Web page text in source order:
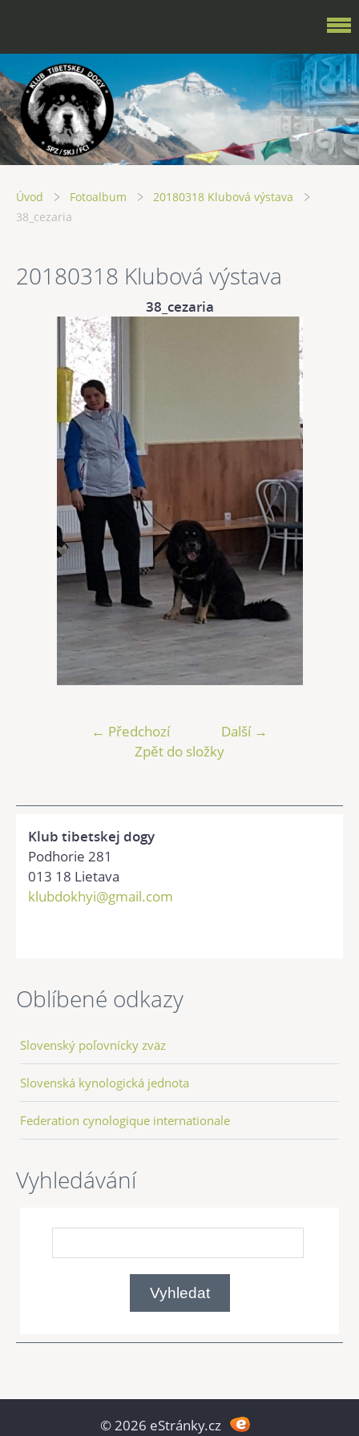
Úvod Fotoalbum
20180318 Klubová výstava
38_cezaria
20180318 Klubová výstava
38_cezaria
← Předchozí
Další →
Zpět do složky
Klub tibetskej dogy
Podhorie 281
013 18 Lietava
klubdokhyi@gmail.com
Oblíbené odkazy
Slovenský poľovnícky zväz
Slovenská kynologická jednota
Federation cynologique internationale
Vyhledávání
© 2026 eStránky.cz